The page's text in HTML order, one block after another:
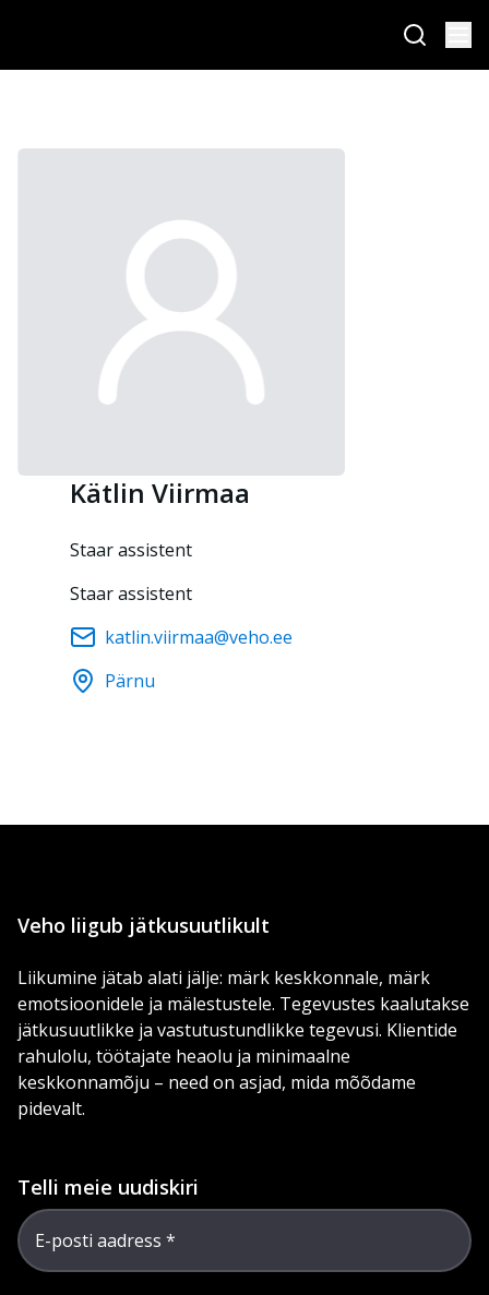
Kätlin Viirmaa
Staar assistent
Staar assistent
katlin.viirmaa@veho.ee
Pärnu
Veho liigub jätkusuutlikult
Liikumine jätab alati jälje: märk keskkonnale, märk
emotsioonidele ja mälestustele. Tegevustes kaalutakse
jätkusuutlikke ja vastutustundlikke tegevusi. Klientide
rahulolu, töötajate heaolu ja minimaalne
keskkonnamõju – need on asjad, mida mõõdame
pidevalt.
Telli meie uudiskiri
E-posti aadress